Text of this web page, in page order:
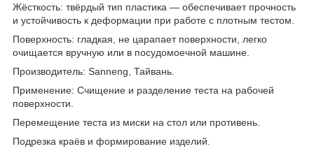
Жёсткость: твёрдый тип пластика — обеспечивает прочность
и устойчивость к деформации при работе с плотным тестом.
Поверхность: гладкая, не царапает поверхности, легко
очищается вручную или в посудомоечной машине.
Производитель: Sanneng, Тайвань.
Применение: Счищение и разделение теста на рабочей
поверхности.
Перемещение теста из миски на стол или противень.
Подрезка краёв и формирование изделий.